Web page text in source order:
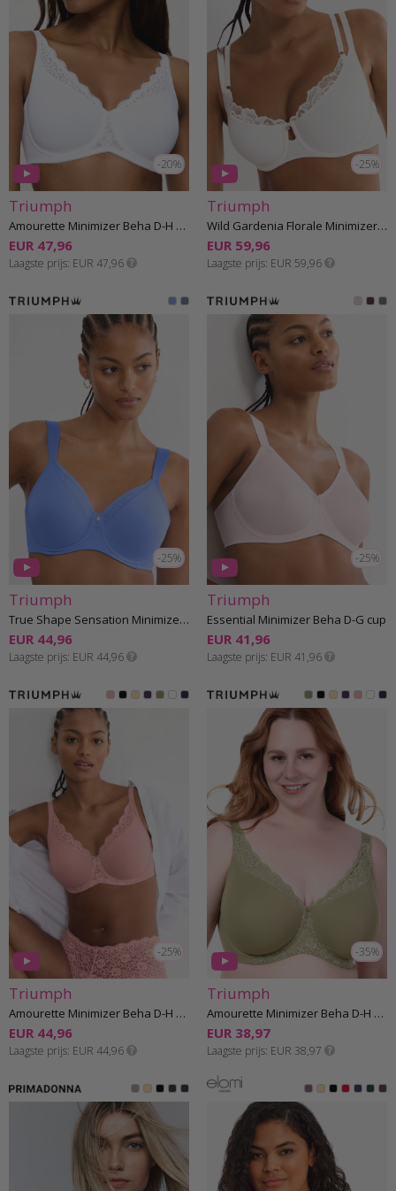
-20%
Triumph
Amourette Minimizer Beha D-H cup
EUR 47,96
Laagste prijs EUR 47,96
-25%
Triumph
Wild Gardenia Florale Minimizer Beha D-G cup
EUR 59,96
Laagste prijs EUR 59,96
-25%
Triumph
True Shape Sensation Minimizer Beha E-H cup
EUR 44,96
Laagste prijs EUR 44,96
-25%
Triumph
Essential Minimizer Beha D-G cup
EUR 41,96
Laagste prijs EUR 41,96
-25%
Triumph
Amourette Minimizer Beha D-H cup
EUR 44,96
Laagste prijs EUR 44,96
-35%
Triumph
Amourette Minimizer Beha D-H cup
EUR 38,97
Laagste prijs EUR 38,97